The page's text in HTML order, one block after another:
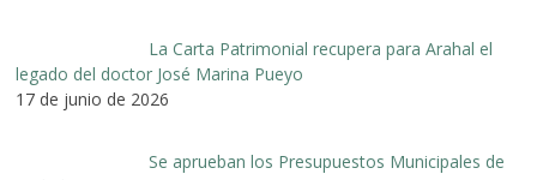
La Carta Patrimonial recupera para Arahal el
legado del doctor José Marina Pueyo
17 de junio de 2026
Se aprueban los Presupuestos Municipales de